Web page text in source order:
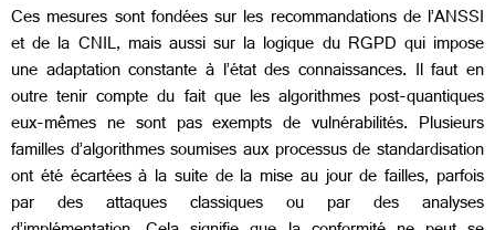
Ces mesures sont fondées sur les recommandations de l’ANSSI
et de la CNIL, mais aussi sur la logique du RGPD qui impose
une adaptation constante à l’état des connaissances. Il faut en
outre tenir compte du fait que les algorithmes post-quantiques
eux-mêmes ne sont pas exempts de vulnérabilités. Plusieurs
familles d’algorithmes soumises aux processus de standardisation
ont été écartées à la suite de la mise au jour de failles, parfois
par des attaques classiques ou par des analyses